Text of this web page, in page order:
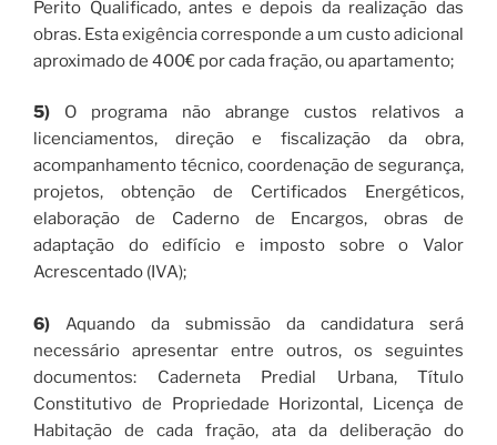
Perito Qualificado, antes e depois da realização das
obras. Esta exigência corresponde a um custo adicional
aproximado de 400€ por cada fração, ou apartamento;
5) O programa não abrange custos relativos a
licenciamentos, direção e fiscalização da obra,
acompanhamento técnico, coordenação de segurança,
projetos, obtenção de Certificados Energéticos,
elaboração de Caderno de Encargos, obras de
adaptação do edifício e imposto sobre o Valor
Acrescentado (IVA);
6) Aquando da submissão da candidatura será
necessário apresentar entre outros, os seguintes
documentos: Caderneta Predial Urbana, Título
Constitutivo de Propriedade Horizontal, Licença de
Habitação de cada fração, ata da deliberação do